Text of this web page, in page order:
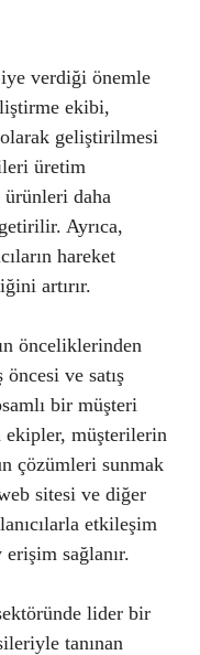
verdiği önemle
ekibi,
geliştirilmesi
üretim
daha
Ayrıca,
hareket
artırır.
önceliklerinden
ve satış
bir müşteri
ekipler, müşterilerin
çözümleri sunmak
sitesi ve diğer
etkileşim
sağlanır.
lider bir
tanınan